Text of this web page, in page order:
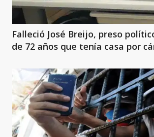
Falleció José Breijo, preso
de 72 años que tenía casa por